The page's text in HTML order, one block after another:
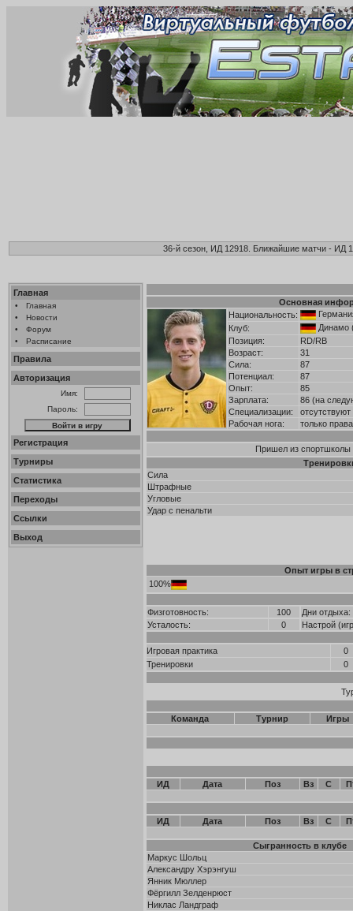
36-й сезон, ИД 12918. Ближайшие матчи - ИД
Главная
•
Главная
•
Новости
•
Форум
•
Расписание
Правила
Авторизация
Имя:
Пароль:
Регистрация
Турниры
Статистика
Переходы
Ссылки
Выход
Основная
Национальность:
Клуб:
Динамо
Позиция:
RD/RB
Возраст:
31
Сила:
87
Потенциал:
87
Опыт:
85
Зарплата:
86 (на
Специализации:
отсутствуют
Рабочая нога:
только
Пришел из спортшколы
Сила
Штрафные
Угловые
Удар с пенальти
Опыт игры в
100%
Физготовность: 100
Дни отдыха:
Усталость:
0 Настрой
Игровая практика
0
Тренировки
0
Команда Турнир Игры
ИД Дата Поз Вз С
ИД Дата Поз Вз С
Сыгранность в клубе
Маркус Шольц
Александру Хэрэнгуш
Янник Мюллер
Фёргилл Зелденрюст
Никлас Ландграф